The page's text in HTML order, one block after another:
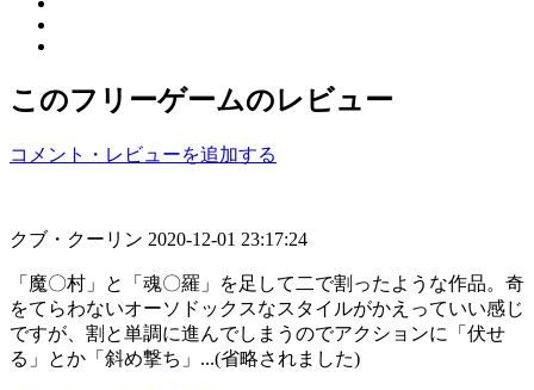
このフリーゲームのレビュー
コメント・レビューを追加する
クブ・クーリン 2020-12-01 23:17:24
「魔〇村」と「魂〇羅」を足して二で割ったような作品。奇
をてらわないオーソドックスなスタイルがかえっていい感じ
ですが、割と単調に進んでしまうのでアクションに「伏せ
る」とか「斜め撃ち」...(省略されました)